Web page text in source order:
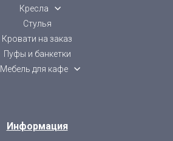
Кресла
Стулья
Кровати на заказ
Пуфы и банкетки
Мебель для кафе
Информация